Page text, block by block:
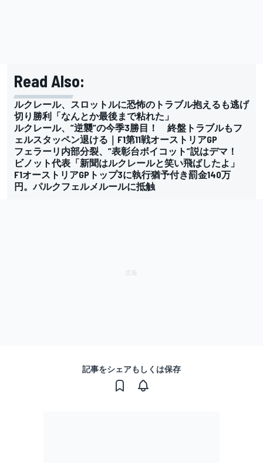
Read Also:
ルクレール、スロットルに恐怖のトラブル抱えるも逃げ
切り勝利「なんとか最後まで粘れた」
ルクレール、”逆襲”の今季3勝目！ 終盤トラブルもフ
ェルスタッペン退ける｜F1第11戦オーストリアGP
フェラーリ内部分裂、”表彰台ボイコット”説はデマ！
ビノット代表「新聞はルクレールと笑い飛ばしたよ」
F1オーストリアGPトップ3に執行猶予付き罰金140万
円。パルクフェルメルールに抵触
記事をシェアもしくは保存